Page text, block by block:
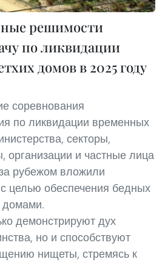
решимости
по ликвидации
домов в 2025 году
соревнования
по ликвидации временных
секторы,
организации и частные лица
рубежом вложили
целью обеспечения бедных
демонстрируют дух
но и способствуют
нищеты, стремясь к